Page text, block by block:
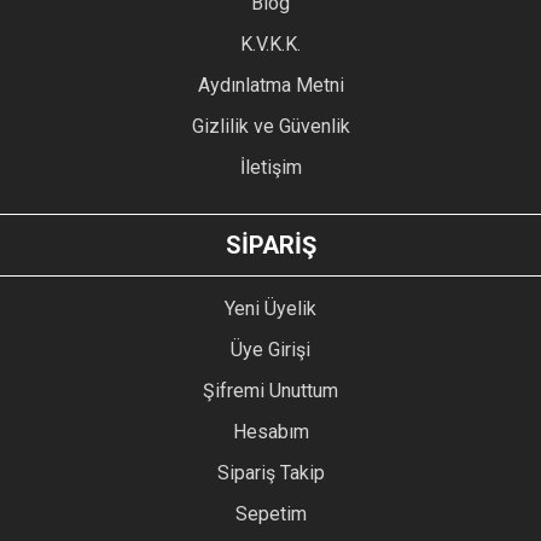
Ürün fiyatı diğer sitelerden daha pahalı.
GÖNDER
K.V.K.K.
Aydınlatma Metni
Gizlilik ve Güvenlik
İletişim
SİPARİŞ
Yeni Üyelik
Üye Girişi
Şifremi Unuttum
Hesabım
Sipariş Takip
Sepetim